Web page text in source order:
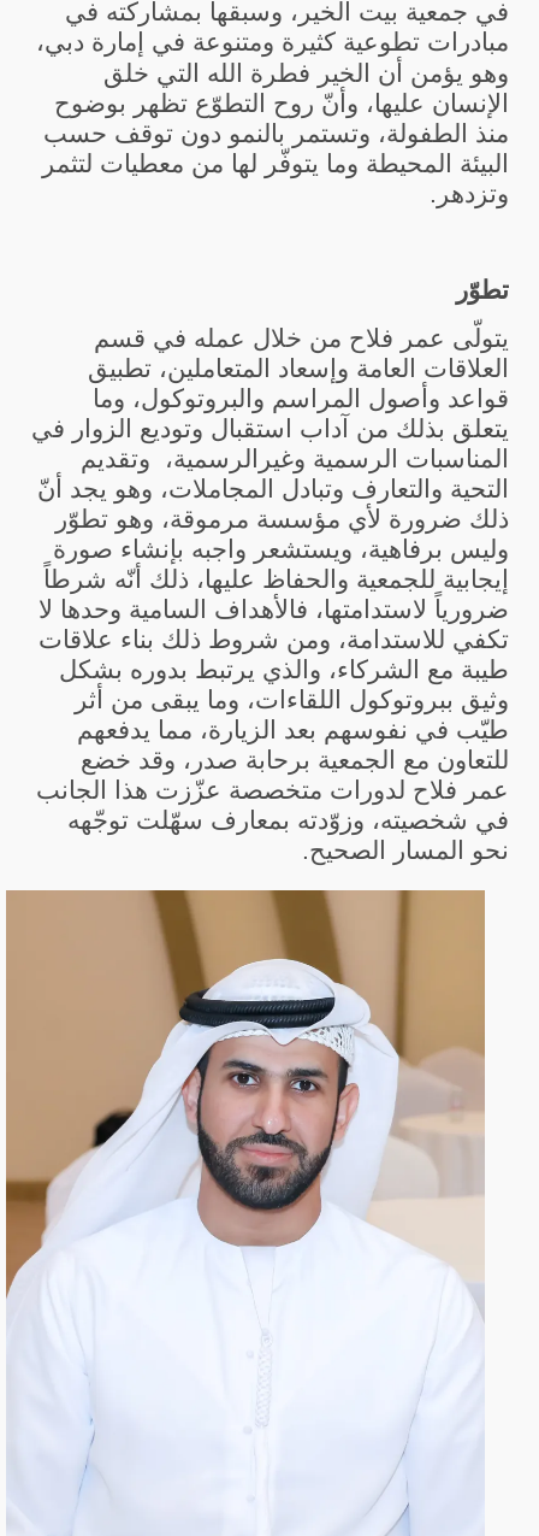
في جمعية بيت الخير، وسبقها بمشاركته في
مبادرات تطوعية كثيرة ومتنوعة في إمارة دبي،
وهو يؤمن أن الخير فطرة الله التي خلق
الإنسان عليها، وأنّ روح التطوّع تظهر بوضوح
منذ الطفولة، وتستمر بالنمو دون توقف حسب
البيئة المحيطة وما يتوفّر لها من معطيات لتثمر
وتزدهر.
تطوّر
يتولّى عمر فلاح من خلال عمله في قسم
العلاقات العامة وإسعاد المتعاملين، تطبيق
قواعد وأصول المراسم والبروتوكول، وما
يتعلق بذلك من آداب استقبال وتوديع الزوار في
المناسبات الرسمية وغيرالرسمية،
وتقديم
التحية والتعارف وتبادل المجاملات، وهو يجد أنّ
ذلك ضرورة لأي مؤسسة مرموقة، وهو تطوّر
وليس برفاهية، ويستشعر واجبه بإنشاء صورة
إيجابية للجمعية والحفاظ عليها، ذلك أنّه شرطاً
ضرورياً لاستدامتها، فالأهداف السامية وحدها لا
تكفي للاستدامة، ومن شروط ذلك بناء علاقات
طيبة مع الشركاء، والذي يرتبط بدوره بشكل
وثيق ببروتوكول اللقاءات، وما يبقى من أثر
طيّب في نفوسهم بعد الزيارة، مما يدفعهم
للتعاون مع الجمعية برحابة صدر، وقد خضع
عمر فلاح لدورات متخصصة عزّزت هذا الجانب
في شخصيته، وزوّدته بمعارف سهّلت توجّهه
نحو المسار الصحيح.